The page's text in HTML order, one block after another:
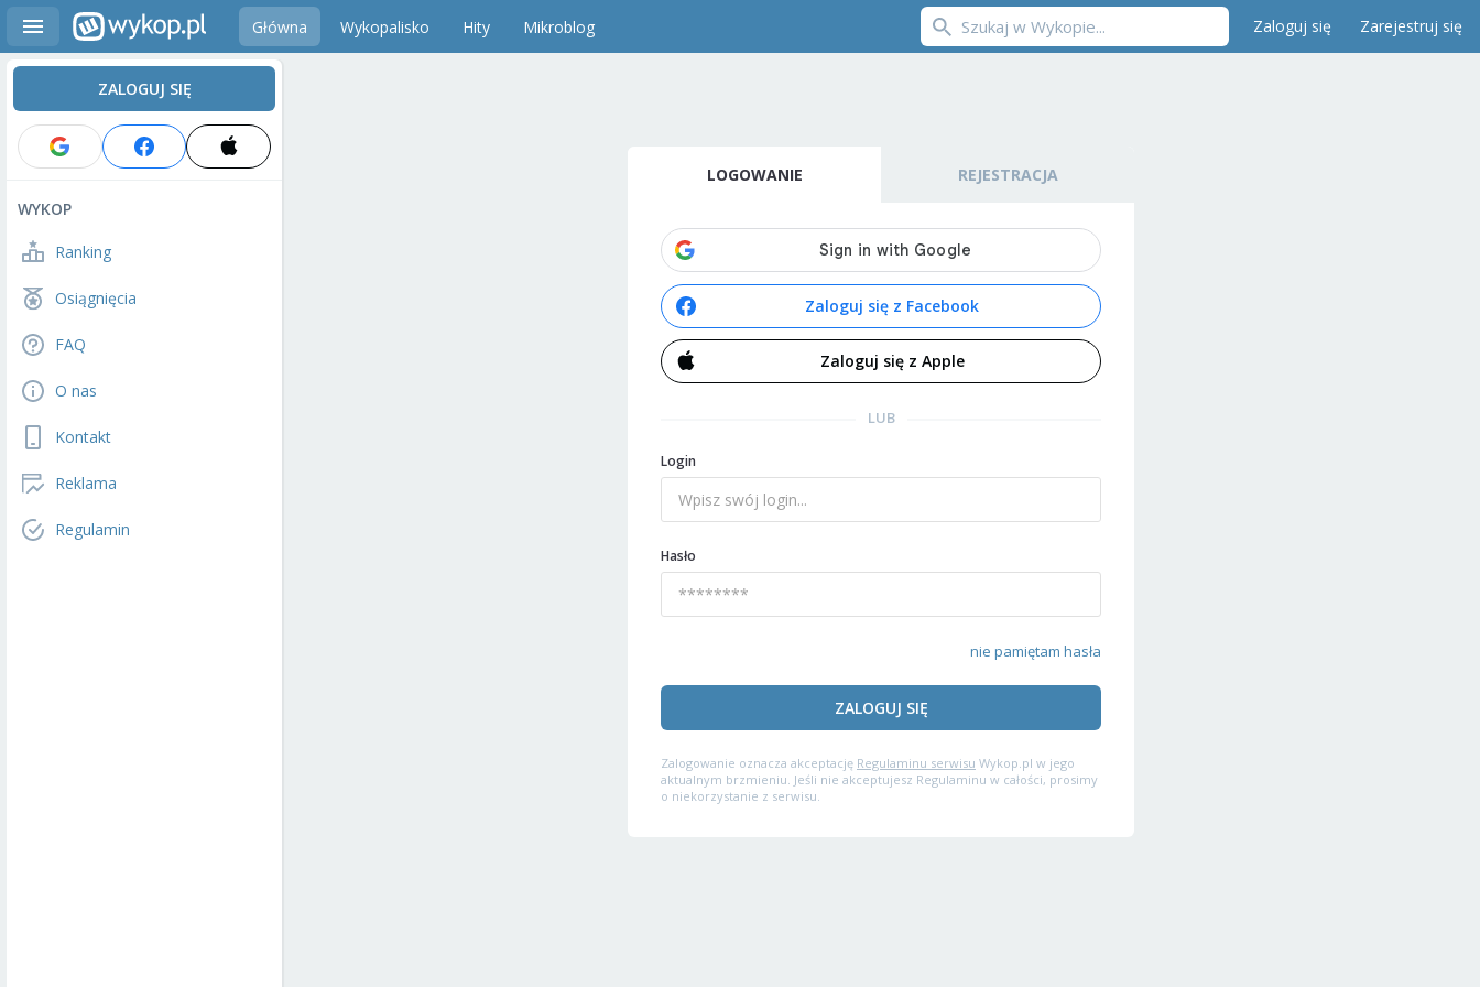
Główna Wykopalisko Hity Mikroblog Zaloguj się Zarejestruj się
ZALOGUJ SIĘ
WYKOP
Ranking
Osiągnięcia
FAQ
O nas
Kontakt
Reklama
Regulamin
LOGOWANIE REJESTRACJA
Zaloguj się z Facebook
Zaloguj się z Apple
LUB
Login
Hasło
nie pamiętam hasła
ZALOGUJ SIĘ
Zalogowanie oznacza akceptację Regulaminu serwisu Wykop.pl w jego
aktualnym brzmieniu. Jeśli nie akceptujesz Regulaminu w całości, prosimy
o niekorzystanie z serwisu.